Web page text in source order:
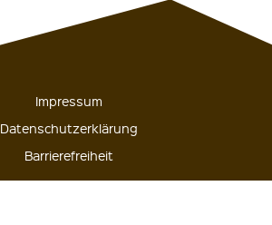
Impressum
Datenschutzerklärung
Barrierefreiheit